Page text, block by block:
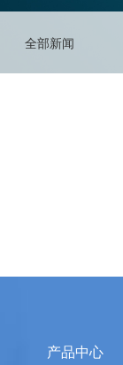
态
我
全部新闻
产品中心